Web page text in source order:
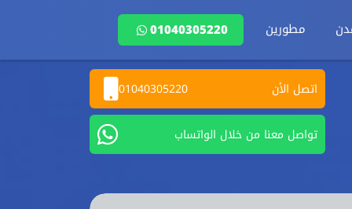
مطورين 01040305220
اتصل الأن 01040305220
تواصل معنا من خلال الواتساب